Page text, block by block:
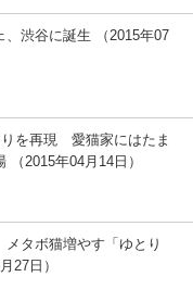
渋谷に誕生 （2015年07
りを再現 愛猫家にはたま
（2015年04月14日）
タボ猫増やす「ゆとり
27日）